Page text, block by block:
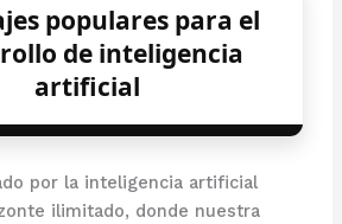
populares para el
de inteligencia
artificial
por la inteligencia artificial
ilimitado, donde nuestra